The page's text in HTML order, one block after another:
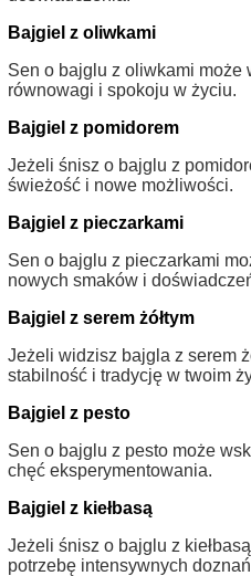
Bajgiel z oliwkami
Sen o bajglu z oliwkami może
równowagi i spokoju w życiu.
Bajgiel z pomidorem
Jeżeli śnisz o bajglu z
świeżość i nowe możliwości.
Bajgiel z pieczarkami
Sen o bajglu z pieczarkami
nowych smaków i
Bajgiel z serem żółtym
Jeżeli widzisz bajgla z serem
stabilność i tradycję w twoim
Bajgiel z pesto
Sen o bajglu z pesto może
chęć eksperymentowania.
Bajgiel z kiełbasą
Jeżeli śnisz o bajglu z
potrzebę intensywnych